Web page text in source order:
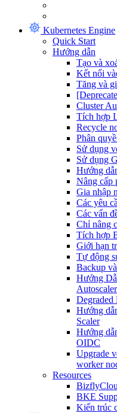
Kubernetes Engine
Quick Start
Hướng dẫn
Tạo và
Kết nối
Tăng và
Cluster
Tích hợp
Recycle
Phân
Sử dụng
Sử dụng
Hướng
Nâng cấp
Gia nhập
Các yêu
Các vấn
Chỉ nâng
Tích hợp
Giới hạn
Tự động
Backup
Hướng
Hướng
Scaler
Hướng
OIDC
Upgrade
worker
Resources
BKE
Kiến trúc